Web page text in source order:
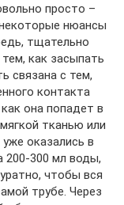
просто –
нюансы
тщательно
как засыпать
связана с тем,
контакта
она попадет в
тканью или
оказались в
200-300 мл воды,
чтобы вся
трубе. Через